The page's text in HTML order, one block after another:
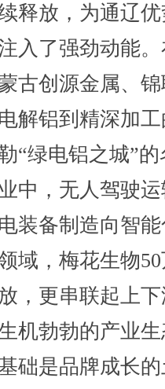
放，为通辽优
入了强劲动能
古创源金属、
解铝到精深加
“绿电铝之城”的
中，无人驾驶
装备制造向智
域，梅花生物
，更串联起上
机勃勃的产业
础是品牌成长的